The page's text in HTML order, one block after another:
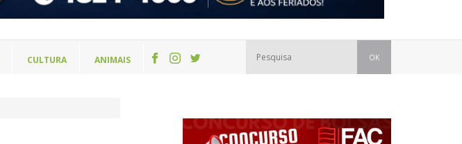
CULTURA ANIMAIS OK